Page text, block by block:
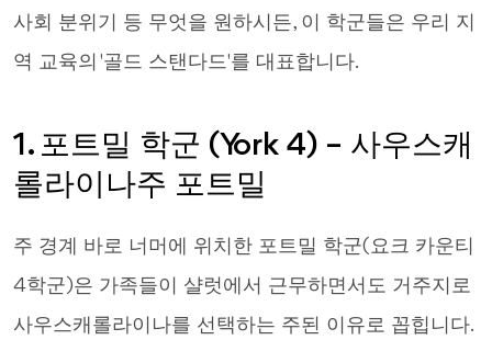
사회 분위기 등 무엇을 원하시든, 이 학군들은 우리 지
역 교육의 '골드 스탠다드'를 대표합니다.
1. 포트밀 학군 (York 4) – 사우스캐
롤라이나주 포트밀
주 경계 바로 너머에 위치한 포트밀 학군(요크 카운티
4학군)은 가족들이 샬럿에서 근무하면서도 거주지로
사우스캐롤라이나를 선택하는 주된 이유로 꼽힙니다.